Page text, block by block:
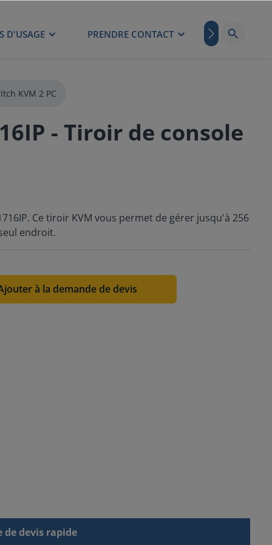
D'USAGE PRENDRE CONTACT BLOG
KVM 2 PC
- Tiroir de console
Ce tiroir KVM vous permet de gérer jusqu'à 256
endroit.
à la demande de devis
de devis rapide